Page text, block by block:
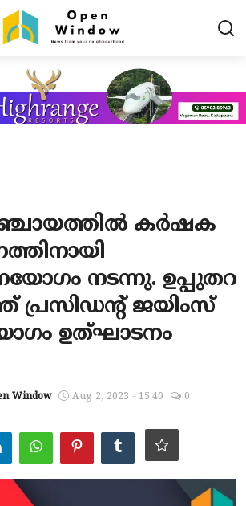
Register
കർഷക
നടന്നു. ഉപ്പുതറ
പ്രസിഡന്റ് ജയിംസ്
ഉത്ഘാടനം
Window Aug 2, 2023 - 15:40 0